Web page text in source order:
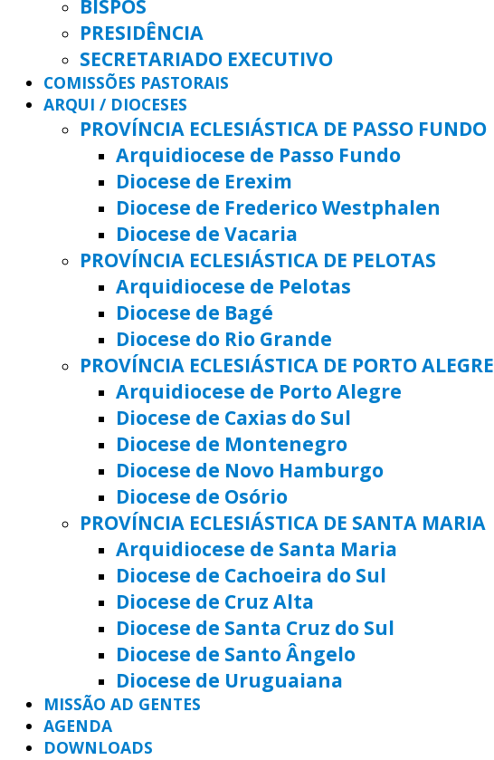
BISPOS
PRESIDÊNCIA
SECRETARIADO EXECUTIVO
COMISSÕES PASTORAIS
ARQUI / DIOCESES
PROVÍNCIA ECLESIÁSTICA DE PASSO FUNDO
Arquidiocese de Passo Fundo
Diocese de Erexim
Diocese de Frederico Westphalen
Diocese de Vacaria
PROVÍNCIA ECLESIÁSTICA DE PELOTAS
Arquidiocese de Pelotas
Diocese de Bagé
Diocese do Rio Grande
PROVÍNCIA ECLESIÁSTICA DE PORTO ALEGRE
Arquidiocese de Porto Alegre
Diocese de Caxias do Sul
Diocese de Montenegro
Diocese de Novo Hamburgo
Diocese de Osório
PROVÍNCIA ECLESIÁSTICA DE SANTA MARIA
Arquidiocese de Santa Maria
Diocese de Cachoeira do Sul
Diocese de Cruz Alta
Diocese de Santa Cruz do Sul
Diocese de Santo Ângelo
Diocese de Uruguaiana
MISSÃO AD GENTES
AGENDA
DOWNLOADS